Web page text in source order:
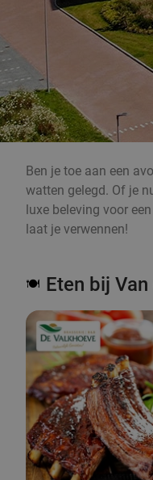
Ben je toe aan een
watten gelegd. Of je
luxe beleving voor
laat je verwennen!
🍽️ Eten bij